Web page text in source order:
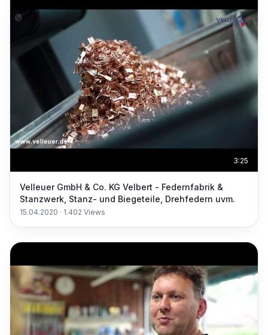
3:25
Velleuer GmbH & Co. KG Velbert - Federnfabrik &
Stanzwerk, Stanz- und Biegeteile, Drehfedern uvm.
15.04.2020 · 1.402 Views